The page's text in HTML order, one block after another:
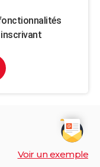
Voir un exemple